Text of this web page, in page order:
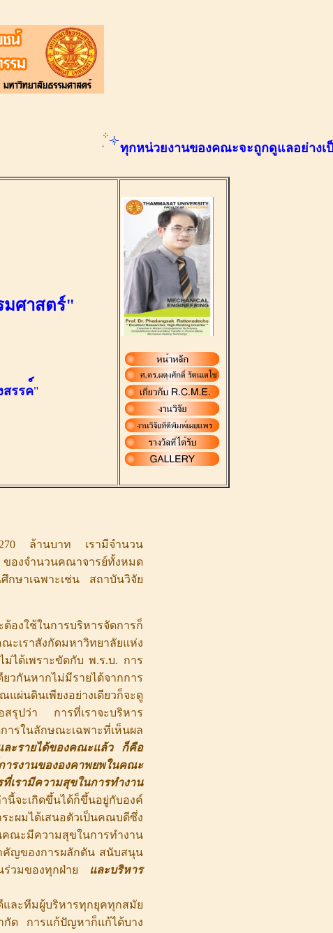
ทุกหน่วยงานของคณะจะถูกดูแลอย่างเป็นร
มศาสตร์"
รรค"
270 ล้านบาท เรามีจำนวน
องจำนวนคณาจารย์ทั้งหมด
กษาเฉพาะเช่น สถาบันวิจัย
งใช้ในการบริหารจัดการก็
ะเราสังกัดมหาวิทยาลัยแห่ง
ม่ได้เพราะขัดกับ พ.ร.บ. การ
กันหากไม่มีรายได้จากการ
ผ่นดินเพียงอย่างเดียวก็จะดู
สรุปว่า การที่เราจะบริหาร
ารในลักษณะเฉพาะที่เห็นผล
ละรายได้ของคณะแล้ว ก็คือ
รงานขององคาพยพในคณะ
เรามีความสุขในการทำงาน
นี้จะเกิดขึ้นได้ก็ขึ้นอยู่กับองค์
ผมได้เสนอตัวเป็นคณบดีซึ่ง
ณะมีความสุขในการทำงาน
คัญของการผลักดัน สนับสนุน
ร่วมของทุกฝ่าย
และบริหาร
ะทีมผู้บริหารทุกยุคทุกสมัย
กัด การแก้ปัญหาก็แก้ได้บาง